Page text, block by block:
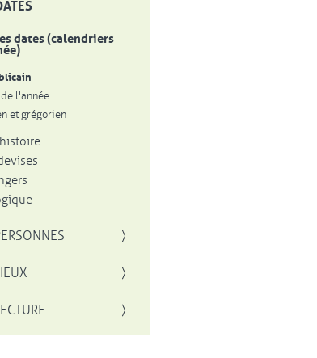
dates (calendriers
l'année
et grégorien